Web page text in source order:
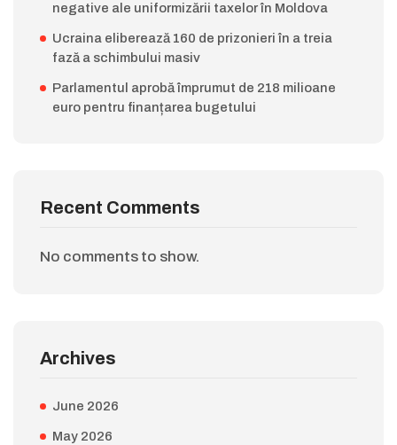
negative ale uniformizării taxelor în Moldova
Ucraina eliberează 160 de prizonieri în a treia
fază a schimbului masiv
Parlamentul aprobă împrumut de 218 milioane
euro pentru finanțarea bugetului
Recent Comments
No comments to show.
Archives
June 2026
May 2026